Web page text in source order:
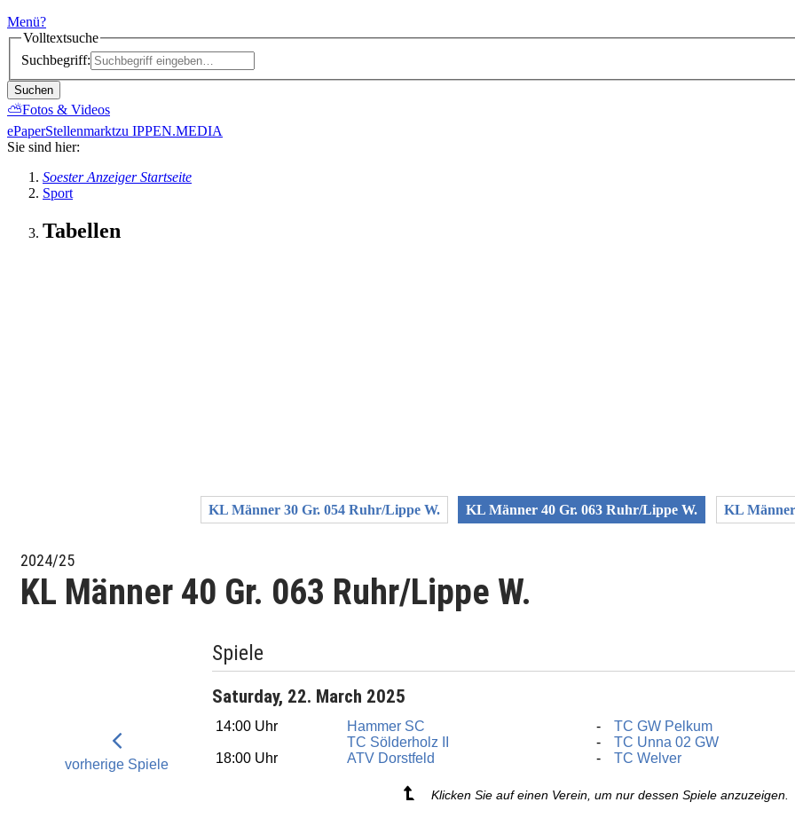
Menü?
Volltextsuche
Suchbegriff:
Suchen
⛅Fotos & Videos
ePaperStellenmarktzu IPPEN.MEDIA
Sie sind hier:
Soester Anzeiger Startseite
Sport
Tabellen
KL Männer 30 Gr. 054 Ruhr/Lippe W. KL Männer 40 Gr. 063 Ruhr/Lippe W. KL
2024/25
KL Männer 40 Gr. 063 Ruhr/Lippe W.
vorherige Spiele
Spiele
Saturday, 22. March 2025
14:00 Uhr Hammer SC TC GW Pelkum
TC Sölderholz II
TC Unna 02 GW
18:00 Uhr
ATV Dorstfeld TC Welver
Klicken Sie auf einen Verein, um nur dessen Spiele anzuzeigen.